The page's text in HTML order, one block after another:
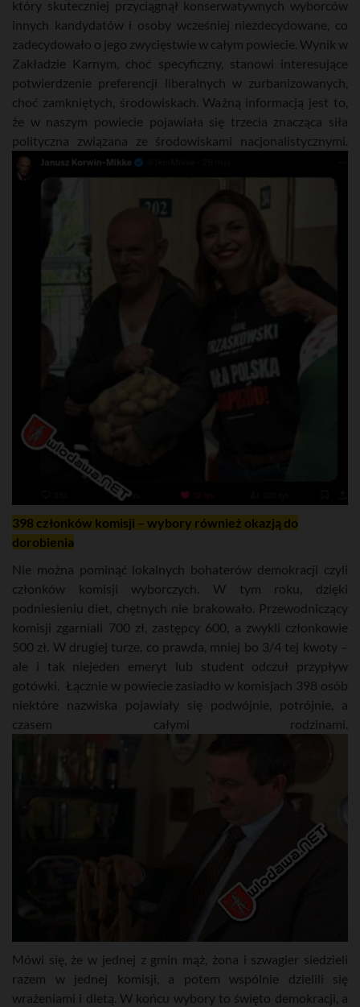
który skuteczniej przyciągnął konserwatywnych wyborców
innych kandydatów i osoby wcześniej niezdecydowane, co
zadecydowało o jego zwycięstwie w całym powiecie. Wynik w
Zakładzie Karnym, choć specyficzny, stanowi interesujące
potwierdzenie preferencji liberalnych w zurbanizowanych,
choć zamkniętych, środowiskach. Ważną informacją jest to,
że w naszym powiecie pojawiała się trzecia znacząca siła
polityczna związana ze środowiskami nacjonalistycznymi.
398 członków komisji – wybory również okazją do
dorobienia
Nie można pominąć lokalnych bohaterów demokracji czyli
członków komisji wyborczych. W tym roku, dzięki
podniesieniu diet, chętnych nie brakowało. Przewodniczący
komisji zgarniali 700 zł, zastępcy 600, a zwykli członkowie
500 zł. W drugiej turze, co prawda, mniej bo 3/4 tej kwoty –
ale i tak niejeden emeryt lub student odczuł przypływ
gotówki. Łącznie w powiecie zasiadło w komisjach 398 osób
niektóre nazwiska pojawiały się podwójnie, potrójnie, a
czasem całymi rodzinami.
Mówi się, że w jednej z gmin mąż, żona i szwagier siedzieli
razem w jednej komisji, a potem wspólnie dzielili się
wrażeniami i dietą. W końcu wybory to święto demokracji, a